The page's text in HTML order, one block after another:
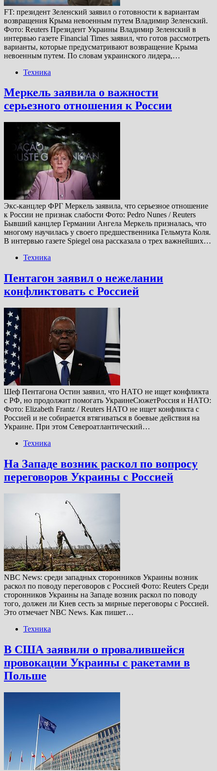
FT: президент Зеленский заявил о готовности к вариантам
возвращения Крыма невоенным путем Владимир Зеленский.
Фото: Reuters Президент Украины Владимир Зеленский в
интервью газете Financial Times заявил, что готов рассмотреть
варианты, которые предусматривают возвращение Крыма
невоенным путем. По словам украинского лидера,…
Техника
Меркель заявила о важности
серьезного отношения к России
Экс-канцлер ФРГ Меркель заявила, что серьезное отношение
к России не признак слабости Фото: Pedro Nunes / Reuters
Бывший канцлер Германии Ангела Меркель призналась, что
многому научилась у своего предшественника Гельмута Коля.
В интервью газете Spiegel она рассказала о трех важнейших…
Техника
Пентагон заявил о нежелании
конфликтовать с Россией
Шеф Пентагона Остин заявил, что НАТО не ищет конфликта
с РФ, но продолжит помогать УкраинеСюжетРоссия и НАТО:
Фото: Elizabeth Frantz / Reuters НАТО не ищет конфликта с
Россией и не собирается втягиваться в боевые действия на
Украине. При этом Североатлантический…
Техника
На Западе возник раскол по вопросу
переговоров Украины с Россией
NBC News: среди западных сторонников Украины возник
раскол по поводу переговоров с Россией Фото: Reuters Cреди
сторонников Украины на Западе возник раскол по поводу
того, должен ли Киев сесть за мирные переговоры с Россией.
Это отмечает NBC News. Как пишет…
Техника
В США заявили о провалившейся
провокации Украины с ракетами в
Польше